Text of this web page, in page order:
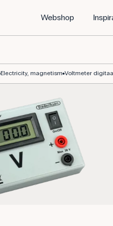
Webshop
Electricity, magnetism Voltmeter